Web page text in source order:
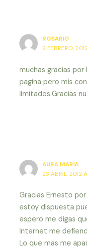
ROSARIO
2 FEBRERO,
muchas gracias
pagina pero mis
limitados.Gracias
AURA MARIA
23 ABRIL, 2012
Gracias Ernesto
estoy dispuesta
espero me digas
Internet me
Lo que mas me